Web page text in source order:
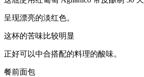
呈现漂亮的淡红色。
这杯的苦味比较明显
正好可以中合搭配的料理的酸味。
餐前面包